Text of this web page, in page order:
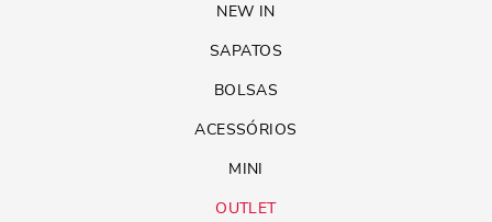
NEW IN
SAPATOS
BOLSAS
ACESSÓRIOS
MINI
OUTLET